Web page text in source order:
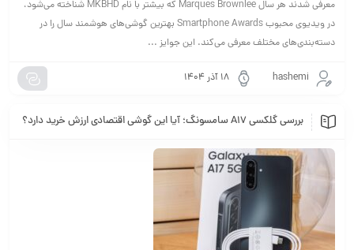
معرفی شدند هر سال Marques Brownlee که بیشتر با نام MKBHD شناخته می‌شود،
در ویدیوی محبوب Smartphone Awards بهترین گوشی‌های هوشمند سال را در
دسته‌بندی‌های مختلف معرفی می‌کند. این جوایز ...
hashemi ۱۸ آذر ۱۴۰۴
بررسی گلکسی A17 سامسونگ؛ آیا این گوشی اقتصادی ارزش خرید دارد؟